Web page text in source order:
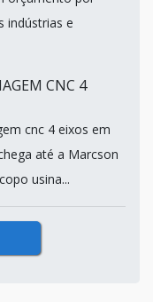
indústrias e
CNC 4
cnc 4 eixos em
até a Marcson
usina...